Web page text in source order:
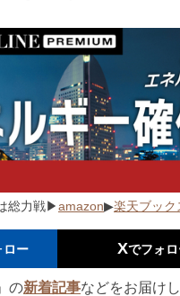
総力戦▶amazon▶楽天ブック
ロー Xでフォ
の新着記事などをお届け